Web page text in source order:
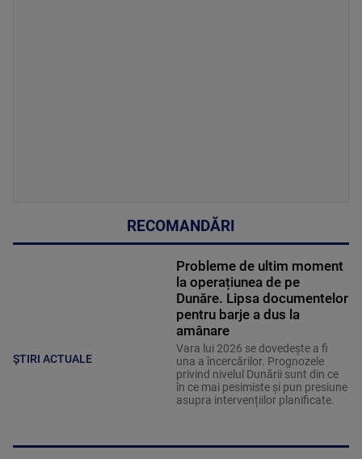
RECOMANDĂRI
ȘTIRI ACTUALE
Probleme de ultim moment
la operațiunea de pe
Dunăre. Lipsa documentelor
pentru barje a dus la
amânare
Vara lui 2026 se dovedește a fi
una a încercărilor. Prognozele
privind nivelul Dunării sunt din ce
în ce mai pesimiste și pun presiune
asupra intervențiilor planificate.